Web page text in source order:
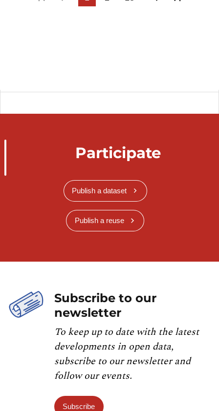
Participate
Publish a dataset
Publish a reuse
Subscribe to our
newsletter
To keep up to date with the latest
developments in open data,
subscribe to our newsletter and
follow our events.
Subscribe